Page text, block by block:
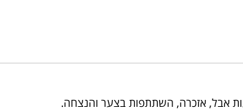
אבל, אזכרה, השתתפות בצער והנצחה.